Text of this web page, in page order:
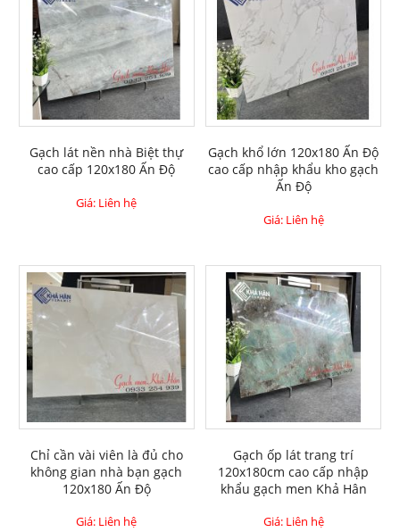
Gạch lát nền nhà Biệt thự
cao cấp 120x180 Ấn Độ
Giá: Liên hệ
Gạch khổ lớn 120x180 Ấn Độ
cao cấp nhập khẩu kho gạch
Ấn Độ
Giá: Liên hệ
Chỉ cần vài viên là đủ cho
không gian nhà bạn gạch
120x180 Ấn Độ
Giá: Liên hệ
Gạch ốp lát trang trí
120x180cm cao cấp nhập
khẩu gạch men Khả Hân
Giá: Liên hệ